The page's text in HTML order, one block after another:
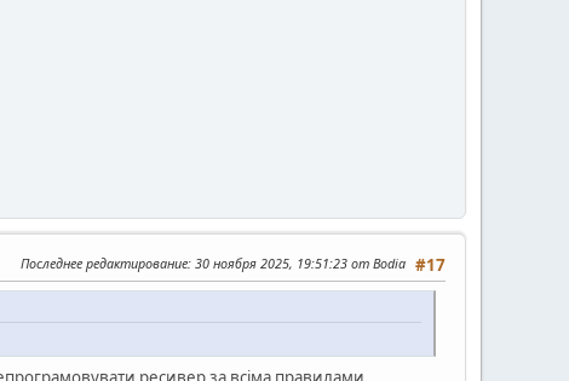
#17
Последнее редактирование: 30 ноября 2025, 19:51:23 от Bodia